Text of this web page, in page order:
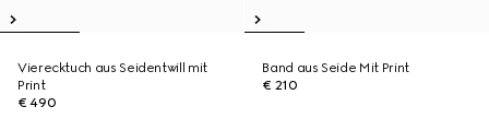
Vierecktuch aus Seidentwill mit
Print
€ 490
Band aus Seide Mit Print
€ 210